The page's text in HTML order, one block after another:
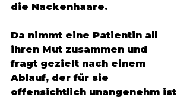
die Nackenhaare.
Da nimmt eine Patientin all
ihren Mut zusammen und
fragt gezielt nach einem
Ablauf, der für sie
offensichtlich unangenehm ist